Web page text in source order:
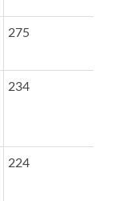
275
234
224